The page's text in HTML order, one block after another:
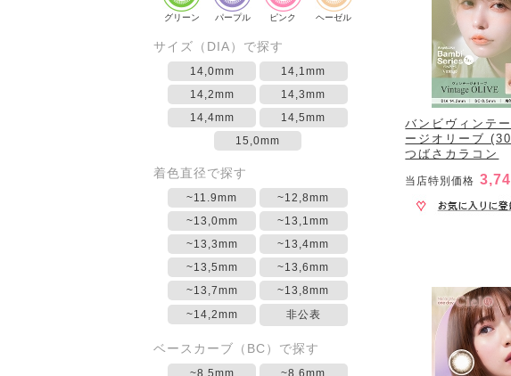
グリーン パープル ピンク ヘーゼル
サイズ（DIA）で探す
14,0mm
14,1mm
14,2mm
14,3mm
14,4mm
14,5mm
15,0mm
着色直径で探す
~11.9mm
~12,8mm
~13,0mm
~13,1mm
~13,3mm
~13,4mm
~13,5mm
~13,6mm
~13,7mm
~13,8mm
~14,2mm
非公表
ベースカーブ（BC）で探す
~8,5mm
~8,6mm
バンビヴィンテ
ージオリーブ
つばさカラコン
当店特別価格